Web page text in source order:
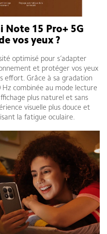
Note 15 Pro+ 5G
vos yeux ?
optimisé pour s’adapter
et protéger vos yeux
effort. Grâce à sa gradation
combinée au mode lecture
plus naturel et sans
visuelle plus douce et
la fatigue oculaire.